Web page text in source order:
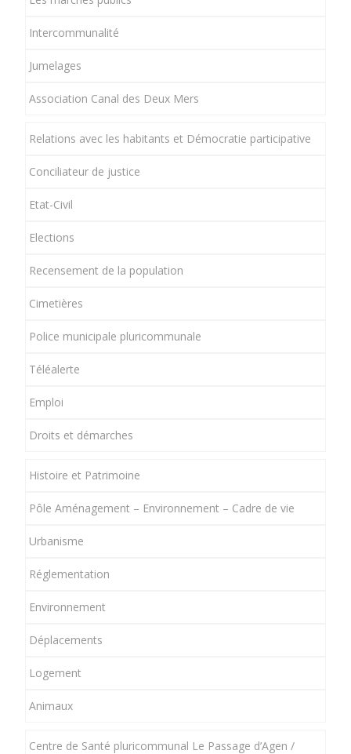
Intercommunalité
Jumelages
Association Canal des Deux Mers
Relations avec les habitants et Démocratie participative
Conciliateur de justice
Etat-Civil
Elections
Recensement de la population
Cimetières
Police municipale pluricommunale
Téléalerte
Emploi
Droits et démarches
Histoire et Patrimoine
Pôle Aménagement – Environnement – Cadre de vie
Urbanisme
Réglementation
Environnement
Déplacements
Logement
Animaux
Centre de Santé pluricommunal Le Passage d’Agen /